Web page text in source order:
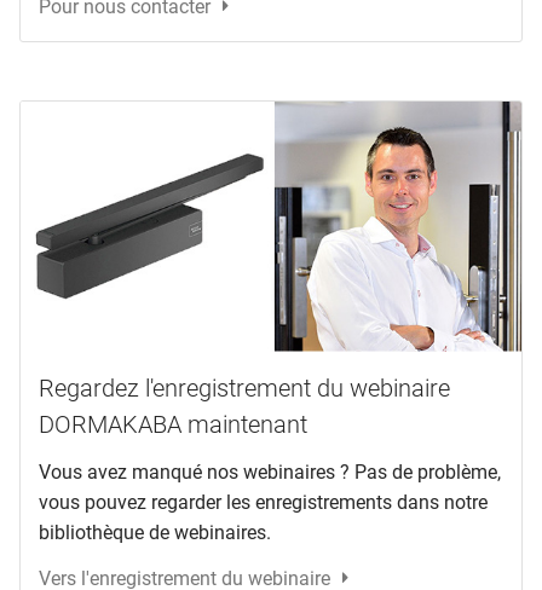
Pour nous contacter
Regardez l'enregistrement du webinaire
DORMAKABA maintenant
Vous avez manqué nos webinaires ? Pas de problème,
vous pouvez regarder les enregistrements dans notre
bibliothèque de webinaires.
Vers l'enregistrement du webinaire